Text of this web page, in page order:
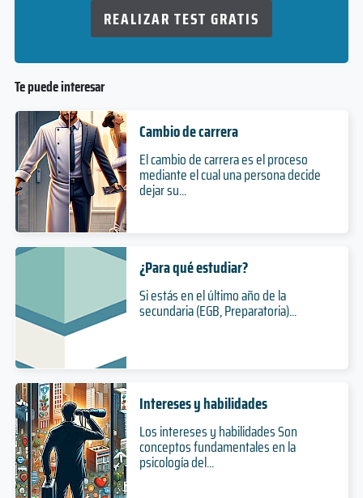
REALIZAR TEST GRATIS
Te puede interesar
Cambio de carrera
El cambio de carrera es el proceso
mediante el cual una persona decide
dejar su...
¿Para qué estudiar?
Si estás en el último año de la
secundaria (EGB, Preparatoria)...
Intereses y habilidades
Los intereses y habilidades Son
conceptos fundamentales en la
psicología del...